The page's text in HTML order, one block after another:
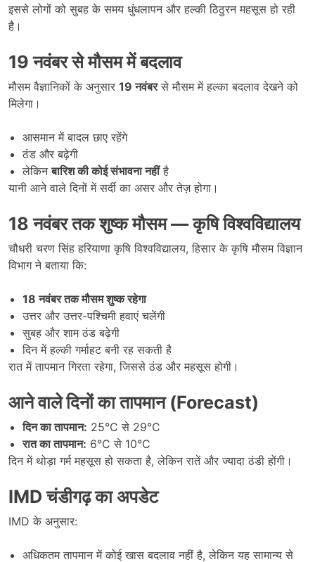
इससे लोगों को सुबह के समय धुंधलापन और हल्की ठिठुरन महसूस हो रही
है।
19नवंबर से मौसम में बदलाव
मौसम वैज्ञानिकों के अनुसार 19नवंबरसे मौसम में हल्का बदलाव देखने को
मिलेगा।
आसमान में बादल छाए रहेंगे
ठंड और बढ़ेगी
लेकिनबारिश की कोई संभावना नहींहै
यानी आने वाले दिनों में सर्दी का असर और तेज़ होगा।
18नवंबर तक शुष्क मौसम—कृषि विश्वविद्यालय
चौधरी चरण सिंह हरियाणा कृषि विश्वविद्यालय, हिसार के कृषि मौसम विज्ञान
विभाग ने बताया कि:
18नवंबर तक मौसम शुष्क रहेगा
उत्तर और उत्तर-पश्चिमी हवाएं चलेंगी
सुबह और शाम ठंड बढ़ेगी
दिन में हल्की गर्माहट बनी रह सकती है
रात में तापमान गिरता रहेगा, जिससे ठंड और महसूस होगी।
आने वाले दिनों का तापमान (Forecast)
दिन का तापमान: 25°C से 29°C
रात का तापमान: 6°C से 10°C
दिन में थोड़ा गर्म महसूस हो सकता है, लेकिन रातें और ज्यादा ठंडी होंगी।
IMDचंडीगढ़ का अपडेट
IMD के अनुसार:
अधिकतम तापमान में कोई खास बदलाव नहीं है, लेकिन यह सामान्य से